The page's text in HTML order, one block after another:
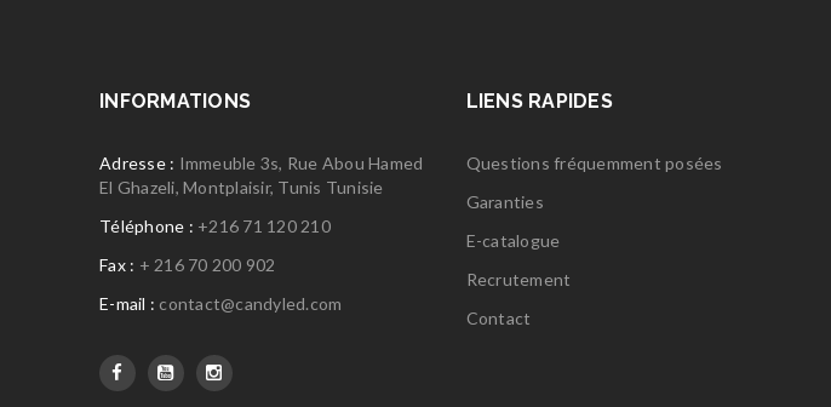
INFORMATIONS
Adresse : Immeuble 3s, Rue Abou Hamed
El Ghazeli, Montplaisir, Tunis Tunisie
Téléphone : +216 71 120 210
Fax : + 216 70 200 902
E-mail : contact@candyled.com
LIENS RAPIDES
Questions fréquemment posées
Garanties
E-catalogue
Recrutement
Contact